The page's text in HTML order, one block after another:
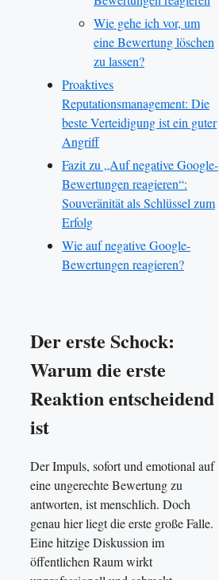
Wie gehe ich vor, um
eine Bewertung löschen
zu lassen?
Proaktives
Reputationsmanagement: Die
beste Verteidigung ist ein guter
Angriff
Fazit zu „Auf negative Google-
Bewertungen reagieren“:
Souveränität als Schlüssel zum
Erfolg
Wie auf negative Google-
Bewertungen reagieren?
Der erste Schock:
Warum die erste
Reaktion entscheidend
ist
Der Impuls, sofort und emotional auf
eine ungerechte Bewertung zu
antworten, ist menschlich. Doch
genau hier liegt die erste große Falle.
Eine hitzige Diskussion im
öffentlichen Raum wirkt